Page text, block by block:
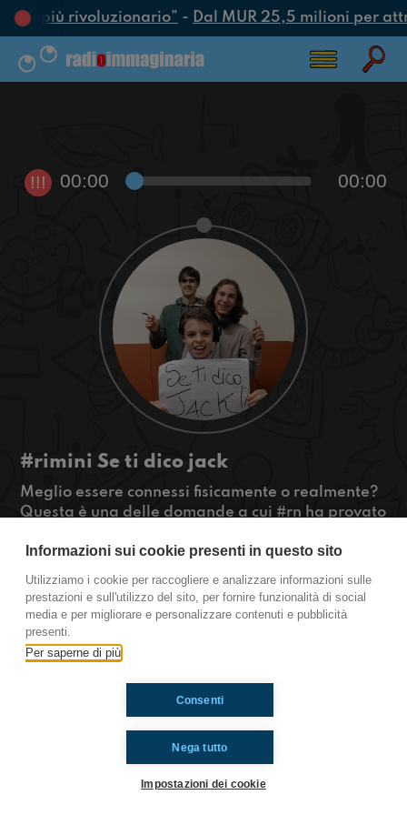
più rivoluzionario”- Dal MUR 25,5 milioni per
!!! 00:00 00:00
#rimini Se ti dico jack
Meglio essere connessi fisicamente o realmente?
Questa è una delle domande a cui #rn ha provato
pensate.
#OkkinSu www.radioimmaginaria.it
Rimini
Informazioni sui cookie presenti in questo sito
Utilizziamo i cookie per raccogliere e analizzare informazioni sulle
prestazioni e sull'utilizzo del sito, per fornire funzionalità di social
media e per migliorare e personalizzare contenuti e pubblicità
presenti.
Per saperne di più
Nega tutto
Consenti
Impostazioni dei cookie